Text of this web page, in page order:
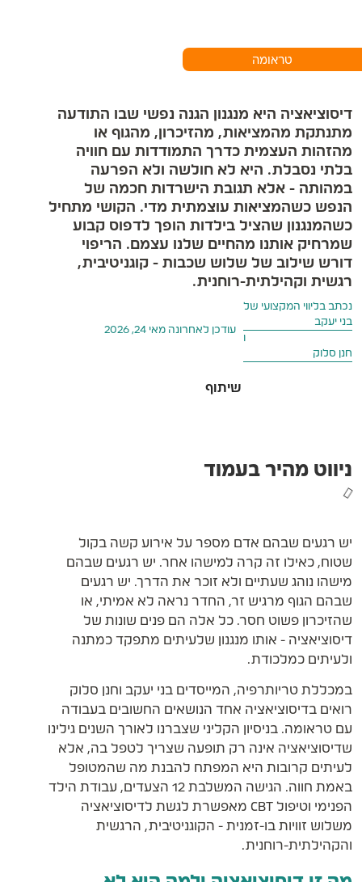
דיסוציאציה היא מנגנון הגנה נפשי שבו התודעה
מתנתקת מהמציאות, מהזיכרון, מהגוף או
מהזהות העצמית כדרך התמודדות עם חוויה
בלתי נסבלת. היא לא חולשה ולא הפרעה
במהותה - אלא תגובת הישרדות חכמה של
הנפש כשהמציאות עוצמתית מדי. הקושי מתחיל
כשהמנגנון שהציל בילדות הופך לדפוס קבוע
שמרחיק אותנו מהחיים שלנו עצמם. הריפוי
דורש שילוב של שלוש שכבות - קוגניטיבית,
רגשית וקהילתית-רוחנית.
נכתב בליווי המקצועי של
בני יעקב
ו
חנן סלוק
עודכן לאחרונה מאי 24, 2026
ניווט מהיר בעמוד
יש רגעים שבהם אדם מספר על אירוע קשה בקול
שטוח, כאילו זה קרה למישהו אחר. יש רגעים שבהם
מישהו נוהג שעתיים ולא זוכר את הדרך. יש רגעים
שבהם הגוף מרגיש זר, החדר נראה לא אמיתי, או
שהזיכרון פשוט חסר. כל אלה הם פנים שונות של
דיסוציאציה - אותו מנגנון שלעיתים מתפקד כמתנה
ולעיתים כמלכודת.
במכללת טריותרפיה, המייסדים בני יעקב וחנן סלוק
רואים בדיסוציאציה אחד הנושאים החשובים בעבודה
עם טראומה. בניסיון הקליני שצברנו לאורך השנים גילינו
שדיסוציאציה אינה רק תופעה שצריך לטפל בה, אלא
לעיתים קרובות היא המפתח להבנת מה שהמטופל
באמת חווה. הגישה המשלבת 12 הצעדים, עבודת הילד
הפנימי וטיפול CBT מאפשרת לגשת לדיסוציאציה
משלוש זוויות בו-זמנית - הקוגניטיבית, הרגשית
והקהילתית-רוחנית.
טראומה